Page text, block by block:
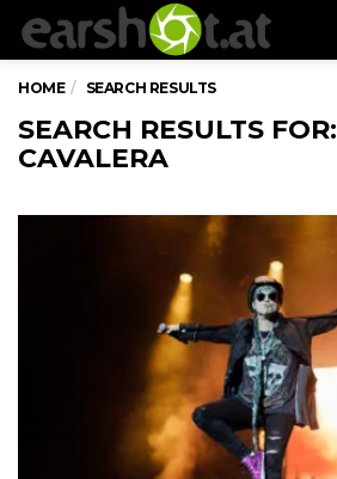
HOME SEARCH RESULTS
SEARCH RESULTS FOR:
CAVALERA